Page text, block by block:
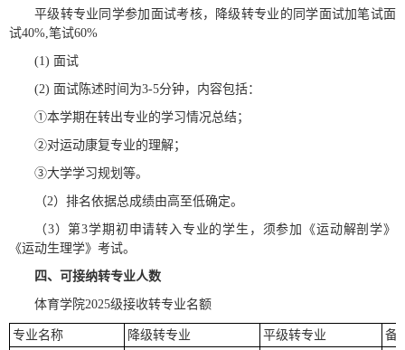
平级转专业同学参加面试考核，降级转专业的同学面试加笔试面
试40%,笔试60%
(1) 面试
(2) 面试陈述时间为3-5分钟，内容包括：
①本学期在转出专业的学习情况总结；
②对运动康复专业的理解；
③大学学习规划等。
（2）排名依据总成绩由高至低确定。
（3）第3学期初申请转入专业的学生，须参加《运动解剖学》
《运动生理学》考试。
四、可接纳转专业人数
体育学院2025级接收转专业名额
专业名称 降级转专业 平级转专业 备